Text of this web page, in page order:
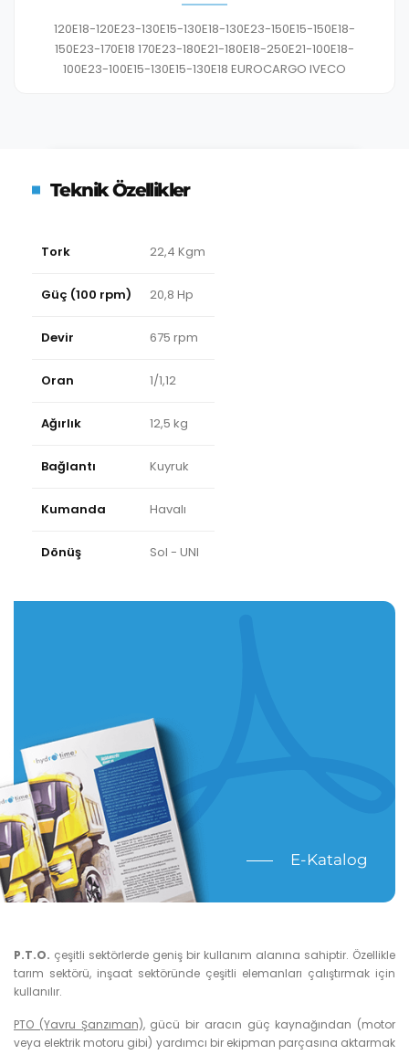
120E18-120E23-130E15-130E18-130E23-150E15-150E18-
150E23-170E18 170E23-180E21-180E18-250E21-100E18-
100E23-100E15-130E15-130E18 EUROCARGO IVECO
E-Katalog
Teknik Özellikler
Tork 22,4 Kgm
Güç (100 rpm) 20,8 Hp
Devir 675 rpm
Oran 1/1,12
Ağırlık 12,5 kg
Bağlantı Kuyruk
Kumanda Havalı
Dönüş Sol - UNI
P.T.O. çeşitli sektörlerde geniş bir kullanım alanına sahiptir. Özellikle
tarım sektörü, inşaat sektöründe çeşitli elemanları çalıştırmak için
kullanılır.
PTO (Yavru Şanzıman), gücü bir aracın güç kaynağından (motor
veya elektrik motoru gibi) yardımcı bir ekipman parçasına aktarmak